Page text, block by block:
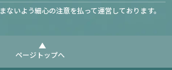
ないよう細心の注意を払って運営しております。
ページトップへ